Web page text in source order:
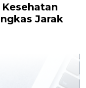
Jarak